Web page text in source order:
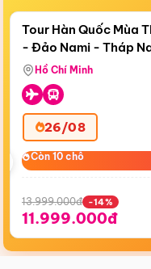
Còn17 ngày 20:03:28
Bay Sun Phuquoc
Tour Hàn Quốc Mùa
- Đảo Nami - Tháp
Airways)
Hồ Chí Minh
26/08
Còn 10 chỗ
Còn 10 chỗ
13.999.000đ -14%
11.999.000đ